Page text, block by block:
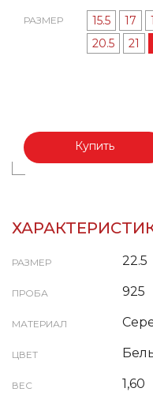
РАЗМЕР 15.5 17
20.5
21
Купить
РАЗМЕР 22.5
ПРОБА 925
МАТЕРИАЛ
ЦВЕТ
ВЕС 1,60